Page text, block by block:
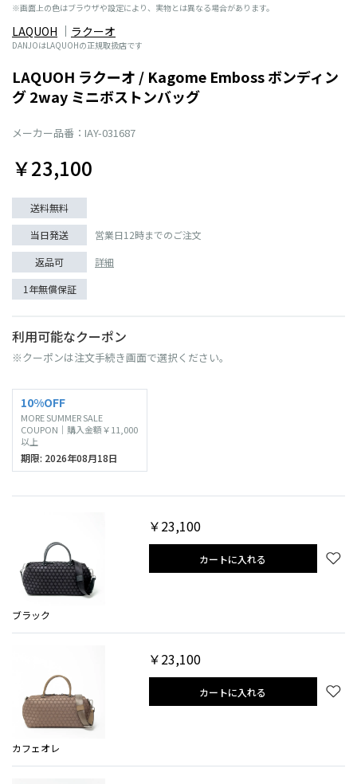
※画面上の色はブラウザや設定により、実物とは異なる場合があります。
LAQUOH ラクーオ
DANJOはLAQUOHの正規取扱店です
LAQUOH ラクーオ / Kagome Emboss ボンディン
グ 2way ミニボストンバッグ
メーカー品番：IAY-031687
￥23,100
送料無料
当日発送
営業日12時までのご注文
返品可
詳細
1年無償保証
利用可能なクーポン
※クーポンは注文手続き画面で選択ください。
10%OFF
MORE SUMMER SALE
COUPON｜購入金額￥11,000
以上
期限: 2026年08月18日
ブラック
￥23,100
カートに入れる
カフェオレ
￥23,100
カートに入れる